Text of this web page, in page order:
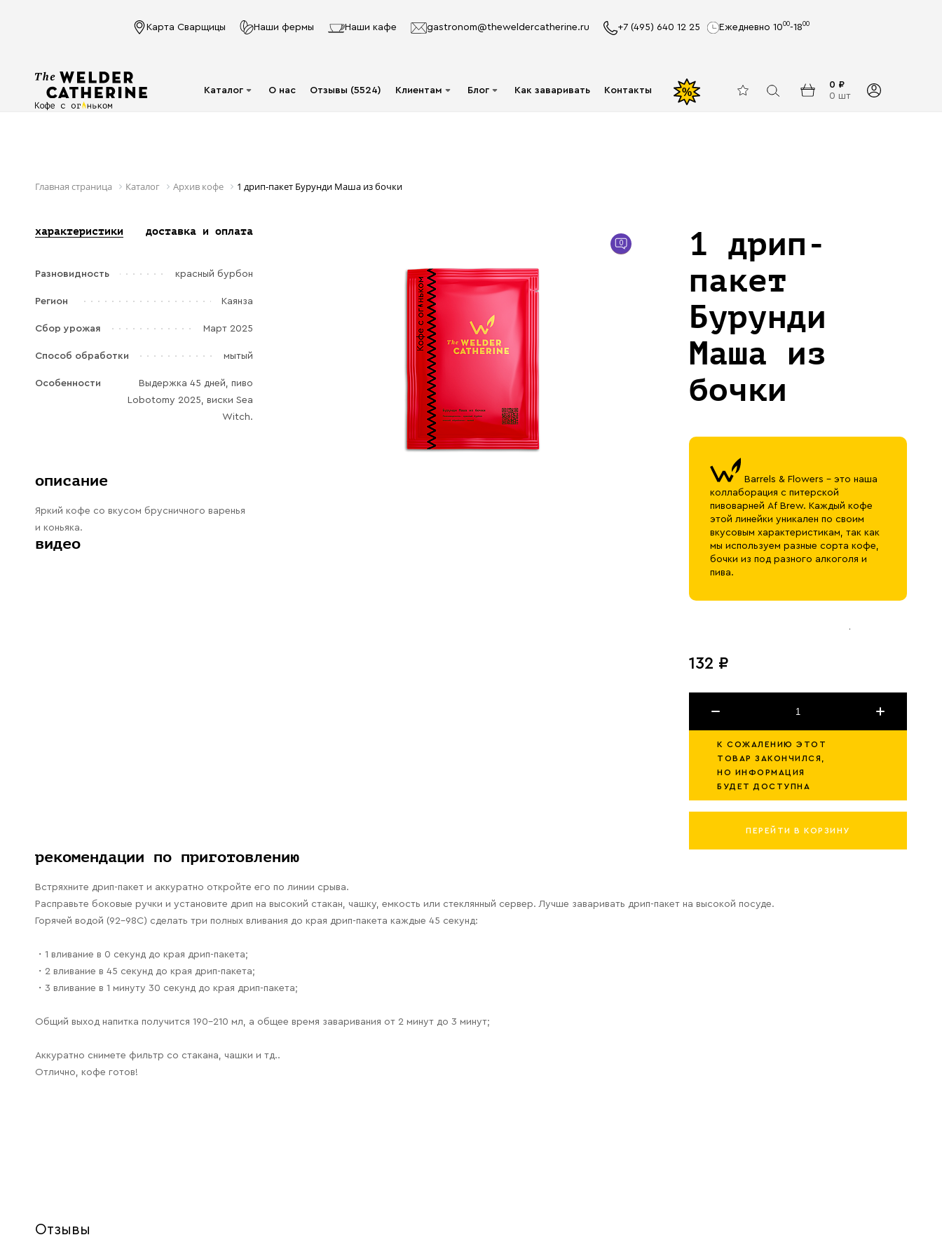
Карта Сварщицы Наши фермы Наши кафе gastronom@theweldercatherine.ru +7 (495) 640 12 25 Ежедневно 1000-1800
Каталог
Для фильтра
Аксессуары
пакете
Напитки в банках
Галараствор
О нас Отзывы (5524) Клиентам Блог Как заваривать Контакты %
0 ₽
0 шт
Главная страница Каталог Архив кофе 1 дрип-пакет Бурунди Маша из бочки
характеристики доставка и оплата
Разновидность красный бурбон
Регион Каянза
Сбор урожая Март 2025
Способ обработки мытый
Особенности
Выдержка 45 дней, пиво
Lobotomy 2025, виски Sea
Witch.
описание
Яркий кофе со вкусом брусничного варенья
и коньяка.
видео
0
1 дрип-
пакет
Бурунди
Маша из
бочки
Barrels & Flowers - это наша
коллаборация с питерской
пивоварней Af Brew. Каждый кофе
этой линейки уникален по своим
вкусовым характеристикам, так как
мы используем разные сорта кофе,
бочки из под разного алкоголя и
пива.
132 ₽
К СОЖАЛЕНИЮ ЭТОТ
ТОВАР ЗАКОНЧИЛСЯ,
НО ИНФОРМАЦИЯ
БУДЕТ ДОСТУПНА
ПЕРЕЙТИ В КОРЗИНУ
рекомендации по приготовлению
Встряхните дрип-пакет и аккуратно откройте его по линии срыва.
Расправьте боковые ручки и установите дрип на высокий стакан, чашку, емкость или стеклянный сервер. Лучше заваривать дрип-пакет на высокой посуде.
Горячей водой (92-98С) сделать три полных вливания до края дрип-пакета каждые 45 секунд:
・1 вливание в 0 секунд до края дрип-пакета;
・2 вливание в 45 секунд до края дрип-пакета;
・3 вливание в 1 минуту 30 секунд до края дрип-пакета;
Общий выход напитка получится 190-210 мл, а общее время заваривания от 2 минут до 3 минут;
Аккуратно снимете фильтр со стакана, чашки и тд..
Отлично, кофе готов!
Отзывы